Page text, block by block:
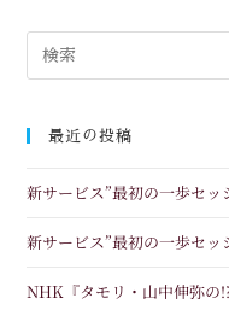
最近の投稿
新サービス”最初の一歩セ
新サービス”最初の一歩セ
NHK『タモリ・山中伸弥の